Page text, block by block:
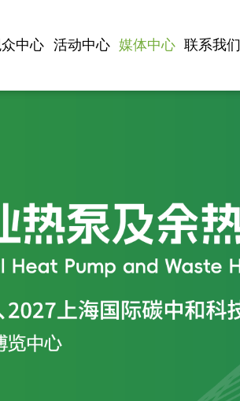
中心 活动中心 媒体中心 联系我们